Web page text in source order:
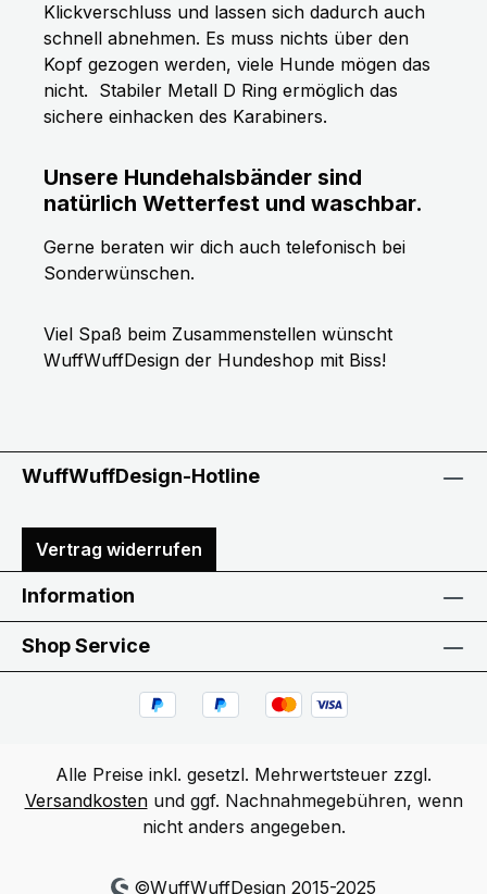
Klickverschluss und lassen sich dadurch auch
schnell abnehmen. Es muss nichts über den
Kopf gezogen werden, viele Hunde mögen das
nicht. Stabiler Metall D Ring ermöglich das
sichere einhacken des Karabiners.
Unsere Hundehalsbänder sind
natürlich Wetterfest und waschbar.
Gerne beraten wir dich auch telefonisch bei
Sonderwünschen.
Viel Spaß beim Zusammenstellen wünscht
WuffWuffDesign der Hundeshop mit Biss!
WuffWuffDesign-Hotline
Vertrag widerrufen
Information
Shop Service
Alle Preise inkl. gesetzl. Mehrwertsteuer zzgl.
Versandkostenund ggf. Nachnahmegebühren, wenn
nicht anders angegeben.
©WuffWuffDesign 2015-2025